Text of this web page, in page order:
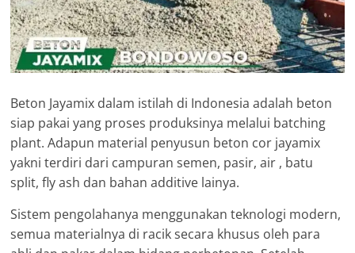
Beton Jayamix dalam istilah di Indonesia adalah beton
siap pakai yang proses produksinya melalui batching
plant. Adapun material penyusun beton cor jayamix
yakni terdiri dari campuran semen, pasir, air , batu
split, fly ash dan bahan additive lainya.
Sistem pengolahanya menggunakan teknologi modern,
semua materialnya di racik secara khusus oleh para